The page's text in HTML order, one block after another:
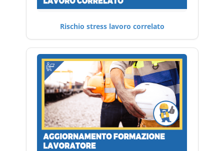
Rischio stress lavoro correlato